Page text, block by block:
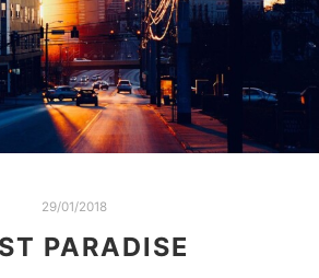
29/01/2018
PARADISE